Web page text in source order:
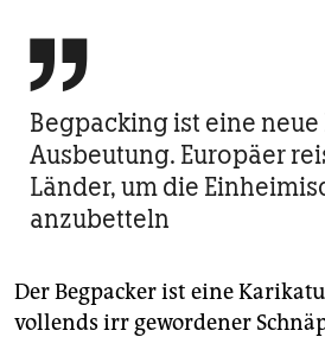

Begpacking ist eine neue
Ausbeutung. Europäer
Länder, um die
anzubetteln
Der Begpacker ist eine
vollends irr gewordener